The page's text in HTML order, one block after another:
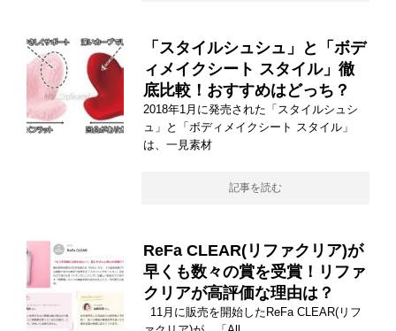
「スタイルシュシュ」と「ボデ
ィメイクシート スタイル」徹
底比較！おすすめはどっち？
2018年1月に発売された「スタイルシュシ
ュ」と「ボディメイクシート スタイル」
は、一見素材
記事を読む
ReFa CLEAR(リファクリア)が
早くも数々の賞を受賞！リファ
クリアが高評価な理由は？
11月に販売を開始したReFa CLEAR(リフ